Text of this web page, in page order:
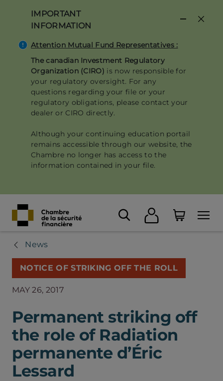
content
IMPORTANT
INFORMATION
Attention Mutual Fund Representatives :
The canadian Investment Regulatory
Organization (CIRO) is now responsible for
your regulatory oversight. For any
questions regarding your file or your
regulatory obligations, please contact your
dealer or CIRO directly.
Although your continuing education portail
remains accessible through our website, the
Chambre no longer has access to the
information contained in your file.
News
NOTICE OF STRIKING OFF THE ROLL
MAY 26, 2017
Permanent striking off
the role of Radiation
permanente d’Éric
Lessard